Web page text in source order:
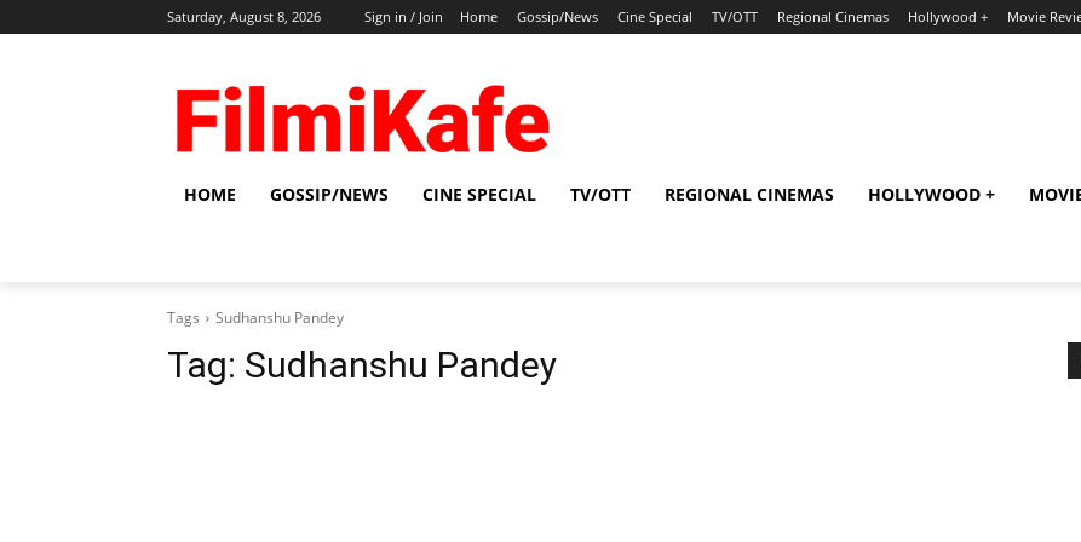
Saturday, August 8, 2026 Sign in / Join Home Gossip/News Cine Special TV/OTT Regional Cinemas Hollywood + Movie
HOME GOSSIP/NEWS CINE SPECIAL TV/OTT REGIONAL CINEMAS HOLLYWOOD +
Tags Sudhanshu Pandey
Tag: Sudhanshu Pandey